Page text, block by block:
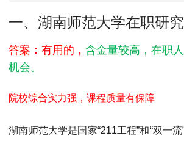
MPAcc会计专硕
院校库 考试报名 招生政策 学制
考试真题
院校库 考试报名 招生政策 学制
一、湖南师范大学在职研
答案：有用的，含金量较高，在职
机会。
院校综合实力强，课程质量有保障
湖南师范大学是国家“211工程”和“双一